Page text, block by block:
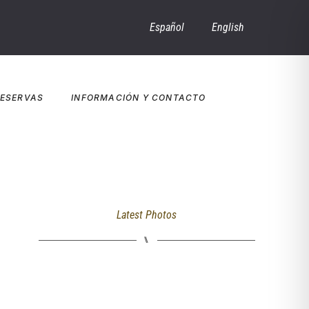
Español English
INFORMACIÓN Y CONTACTO
Latest Photos
⑊